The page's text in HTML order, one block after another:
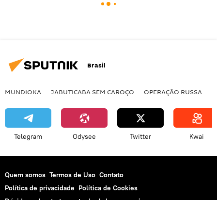
Brasil
MUNDIOKA JABUTICABA SEM CAROÇO OPERAÇÃO RUSSA
Telegram Odysee Twitter Kwai
Quem somos Termos de Uso Contato
Política de privacidade Política de Cookies